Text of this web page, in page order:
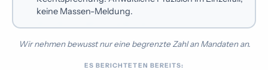
keine Massen-Meldung.
Wir nehmen bewusst nur eine begrenzte Zahl an Mandaten an.
ES BERICHTETEN BEREITS:
So erreichen Sie uns
Als hochspezialisierte Anwaltskanzlei für Online-
Reputationsrecht erreichen Sie uns am schnellsten